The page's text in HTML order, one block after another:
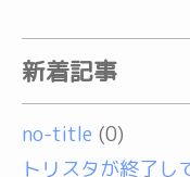
新着記事
no-title (0)
トリスタが終了